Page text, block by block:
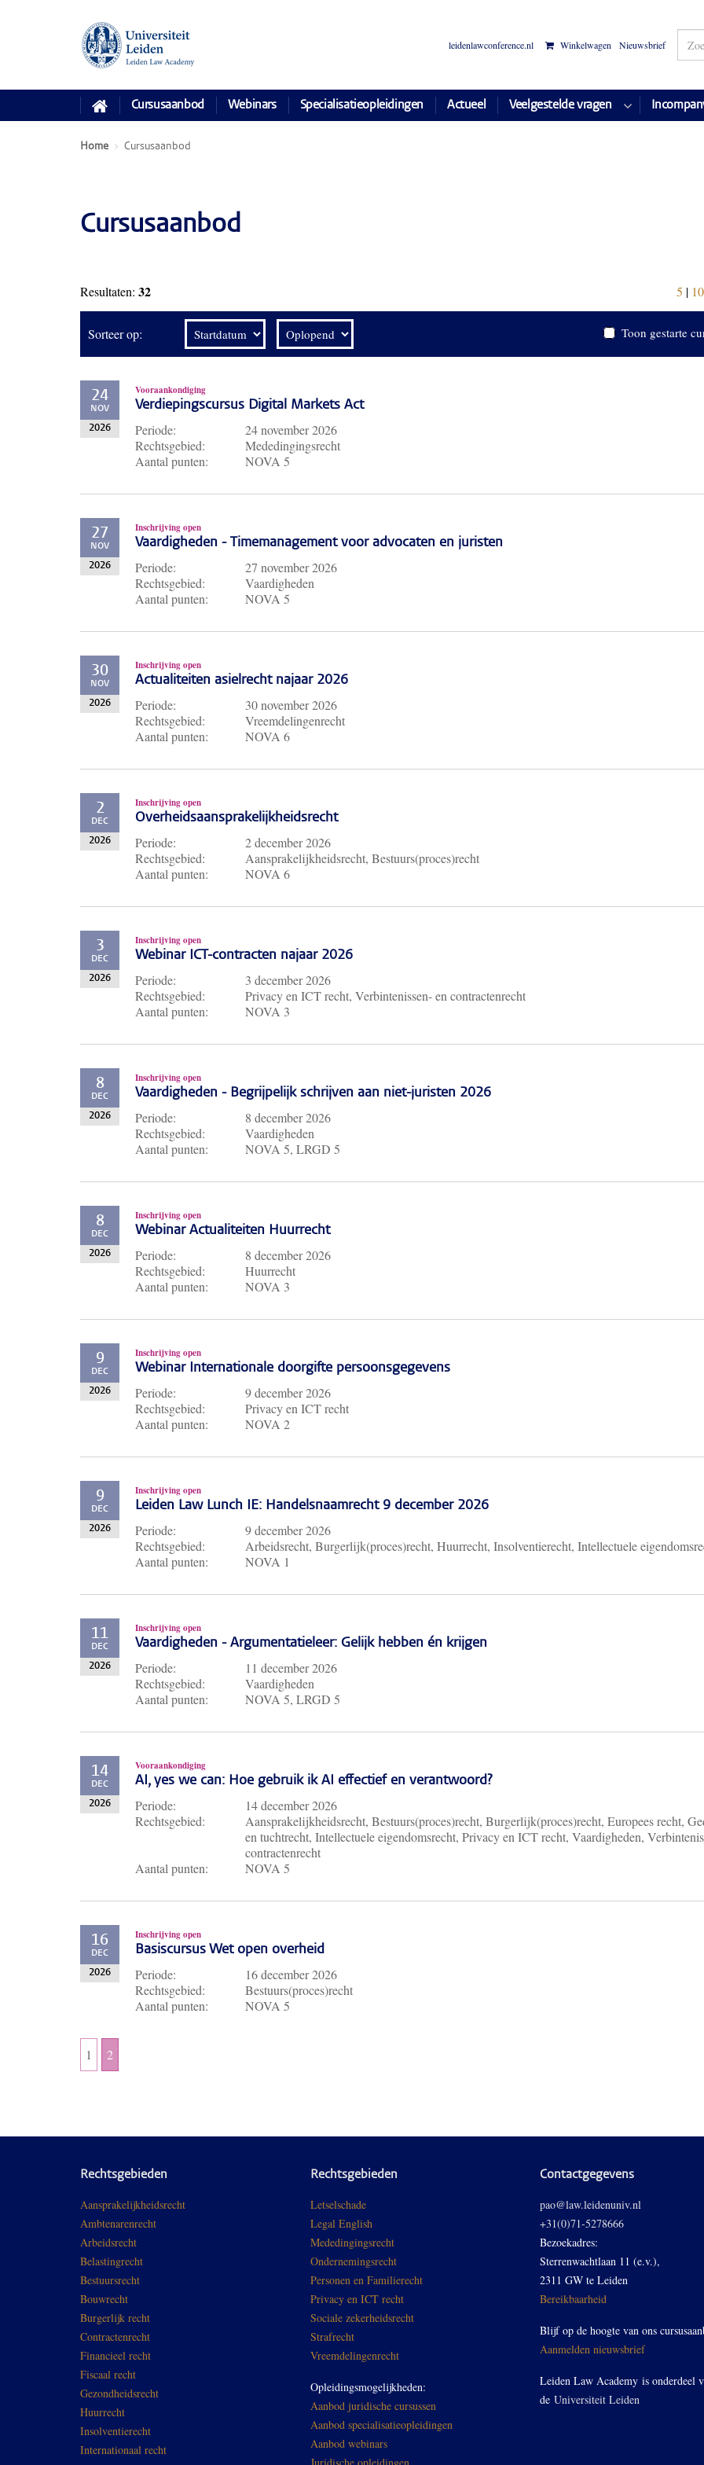
leidenlawconference.nl Winkelwagen Nieuwsbrief
Cursusaanbod Webinars Specialisatieopleidingen Actueel Veelgestelde vragen
Home Cursusaanbod
Cursusaanbod
Resultaten: 32 5 | 10
Sorteer op: Toon gestarte
24
NOV
2026
Vooraankondiging
Verdiepingscursus Digital Markets Act
Periode:
24 november 2026
Rechtsgebied:
Mededingingsrecht
Aantal punten:
NOVA 5
27
NOV
2026
Inschrijving open
Vaardigheden - Timemanagement voor advocaten en juristen
Periode:
27 november 2026
Rechtsgebied:
Vaardigheden
Aantal punten:
NOVA 5
30
NOV
2026
Inschrijving open
Actualiteiten asielrecht najaar 2026
Periode:
30 november 2026
Rechtsgebied:
Vreemdelingenrecht
Aantal punten:
NOVA 6
2
DEC
2026
Inschrijving open
Overheidsaansprakelijkheidsrecht
Periode:
2 december 2026
Rechtsgebied:
Aansprakelijkheidsrecht, Bestuurs(proces)recht
Aantal punten:
NOVA 6
3
DEC
2026
Inschrijving open
Webinar ICT-contracten najaar 2026
Periode:
3 december 2026
Rechtsgebied:
Privacy en ICT recht, Verbintenissen- en contractenrecht
Aantal punten:
NOVA 3
8
DEC
2026
Inschrijving open
Vaardigheden - Begrijpelijk schrijven aan niet-juristen 2026
Periode:
8 december 2026
Rechtsgebied:
Vaardigheden
Aantal punten:
NOVA 5, LRGD 5
8
DEC
2026
Inschrijving open
Webinar Actualiteiten Huurrecht
Periode:
8 december 2026
Rechtsgebied:
Huurrecht
Aantal punten:
NOVA 3
9
DEC
2026
Inschrijving open
Webinar Internationale doorgifte persoonsgegevens
Periode:
9 december 2026
Rechtsgebied:
Privacy en ICT recht
Aantal punten:
NOVA 2
9
DEC
2026
Inschrijving open
Leiden Law Lunch IE: Handelsnaamrecht 9 december 2026
Periode:
9 december 2026
Rechtsgebied:
Arbeidsrecht, Burgerlijk(proces)recht, Huurrecht, Insolventierecht, Intellectuele
Aantal punten:
NOVA 1
11
DEC
2026
Inschrijving open
Vaardigheden - Argumentatieleer: Gelijk hebben én krijgen
Periode:
11 december 2026
Rechtsgebied:
Vaardigheden
Aantal punten:
NOVA 5, LRGD 5
14
DEC
2026
Vooraankondiging
AI, yes we can: Hoe gebruik ik AI effectief en verantwoord?
Periode:
14 december 2026
Rechtsgebied:
Aansprakelijkheidsrecht, Bestuurs(proces)recht, Burgerlijk(proces)recht, Europees recht,
en tuchtrecht, Intellectuele eigendomsrecht, Privacy en ICT recht, Vaardigheden,
contractenrecht
Aantal punten:
NOVA 5
16
DEC
2026
Inschrijving open
Basiscursus Wet open overheid
Periode:
16 december 2026
Rechtsgebied:
Bestuurs(proces)recht
Aantal punten:
NOVA 5
1 2
Rechtsgebieden
Aansprakelijkheidsrecht
Ambtenarenrecht
Arbeidsrecht
Belastingrecht
Bestuursrecht
Bouwrecht
Burgerlijk recht
Contractenrecht
Financieel recht
Fiscaal recht
Gezondheidsrecht
Huurrecht
Insolventierecht
Internationaal recht
Rechtsgebieden
Letselschade
Legal English
Mededingingsrecht
Ondernemingsrecht
Personen en Familierecht
Privacy en ICT recht
Sociale zekerheidsrecht
Strafrecht
Vreemdelingenrecht
Opleidingsmogelijkheden:
Aanbod juridische cursussen
Aanbod specialisatieopleidingen
Aanbod webinars
Contactgegevens
pao@law.leidenuniv.nl
+31(0)71-5278666
Bezoekadres:
Sterrenwachtlaan 11 (e.v.),
2311 GW te Leiden
Bereikbaarheid
Blijf op de hoogte van ons
Aanmelden nieuwsbrief
Leiden Law Academy is onderdeel
de Universiteit Leiden